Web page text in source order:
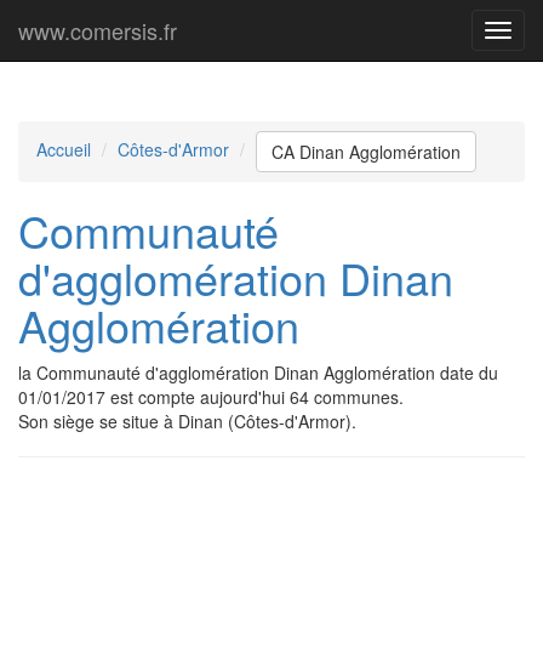
Menu
www.comersis.fr
Accueil Côtes-d'Armor CA Dinan Agglomération
Communauté
d'agglomération Dinan
Agglomération
la Communauté d'agglomération Dinan Agglomération date du
01/01/2017 est compte aujourd'hui 64 communes.
Son siège se situe à Dinan (Côtes-d'Armor).